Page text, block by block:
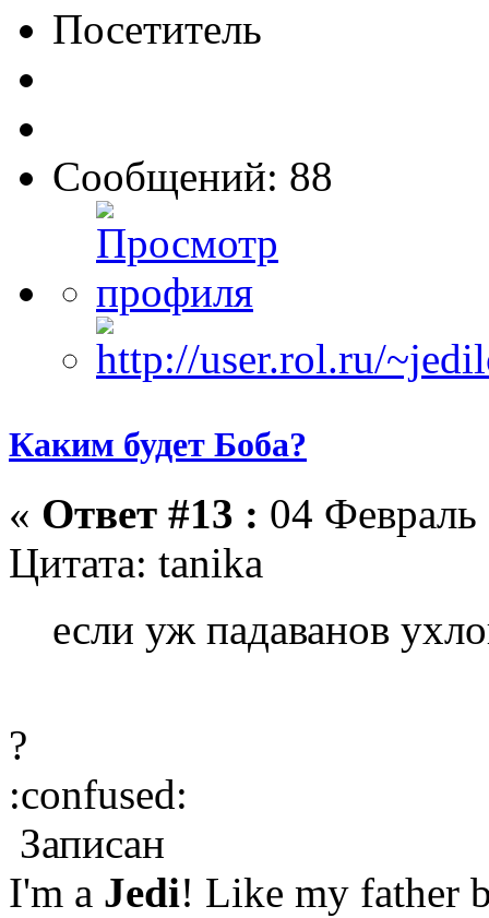
Посетитель
Сообщений: 88
Каким будет Боба?
« Ответ #13 : 04
Цитата: tanika
если уж падаванов
?
:confused:
Записан
I'm a Jedi! Like my father